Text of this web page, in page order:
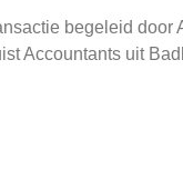
begeleid door
Accountants uit